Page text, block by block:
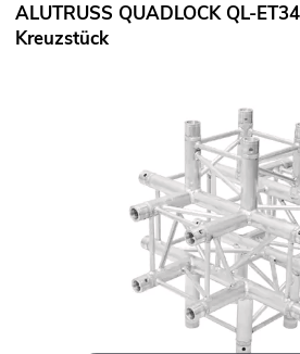
ALUTRUSS QUADLOCK QL-
Kreuzstück